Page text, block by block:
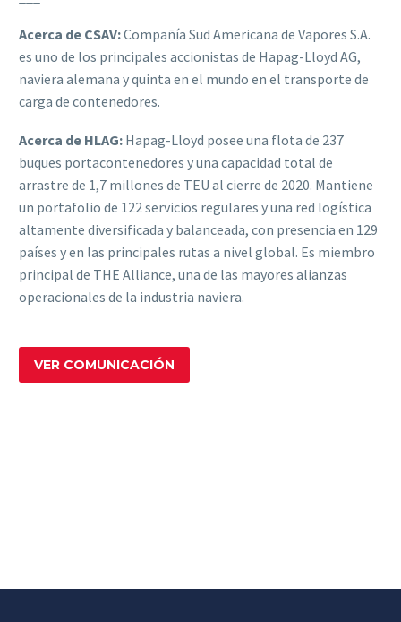
Acerca de CSAV:Compañía Sud Americana de Vapores S.A.
es uno de los principales accionistas de Hapag-Lloyd AG,
naviera alemana y quinta en el mundo en el transporte de
carga de contenedores.
Acerca de HLAG: Hapag-Lloyd posee una flota de 237
buques portacontenedores y una capacidad total de
arrastre de 1,7 millones de TEU al cierre de 2020. Mantiene
un portafolio de 122 servicios regulares y una red logística
altamente diversificada y balanceada, con presencia en 129
países y en las principales rutas a nivel global. Es miembro
principal de THE Alliance, una de las mayores alianzas
operacionales de la industria naviera.
VER COMUNICACIÓN